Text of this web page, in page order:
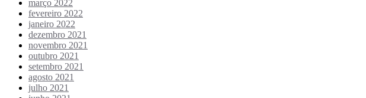
março 2022
fevereiro 2022
janeiro 2022
dezembro 2021
novembro 2021
outubro 2021
setembro 2021
agosto 2021
julho 2021